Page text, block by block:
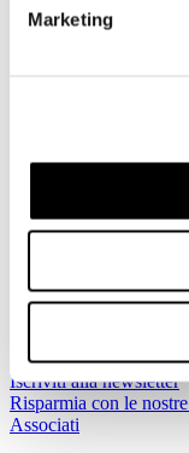
Marketing
HOTEL 2020 Modelli
I Servizi
Notizie dai Soci
Associazione
Iscriviti alla newsletter
Risparmia con le
Associati